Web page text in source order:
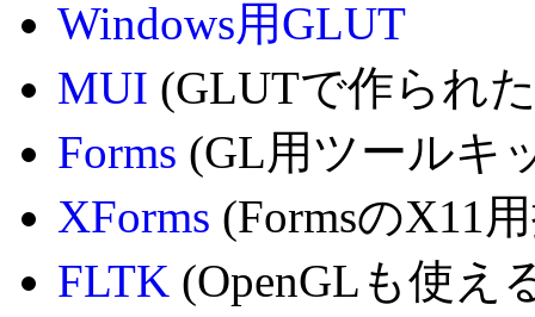
Windows用GLUT
MUI (GLUTで作られ
Forms (GL用ツールキ
XForms (FormsのX11
FLTK (OpenGLも使え